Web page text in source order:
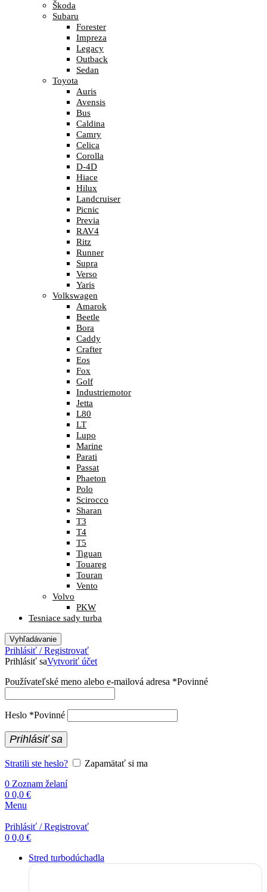
Škoda
Subaru
Forester
Impreza
Legacy
Outback
Sedan
Toyota
Auris
Avensis
Bus
Caldina
Camry
Celica
Corolla
D-4D
Hiace
Hilux
Landcruiser
Picnic
Previa
RAV4
Ritz
Runner
Supra
Verso
Yaris
Volkswagen
Amarok
Beetle
Bora
Caddy
Crafter
Eos
Fox
Golf
Industriemotor
Jetta
L80
LT
Lupo
Marine
Parati
Passat
Phaeton
Polo
Scirocco
Sharan
T3
T4
T5
Tiguan
Touareg
Touran
Vento
Volvo
PKW
Tesniace sady turba
Vyhľadávanie
Prihlásiť / Registrovať
Prihlásiť saVytvoriť účet
Používateľské meno alebo e-mailová adresa *Povinné
Heslo *Povinné
Prihlásiť sa
Stratili ste heslo?
Zapamätať si ma
0 Zoznam želaní
0 0,0 €
Menu
Prihlásiť / Registrovať
0 0,0 €
Stred turbodúchadla